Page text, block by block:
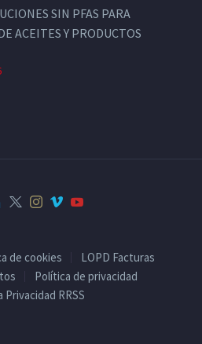
SIN PFAS PARA
ACEITES Y PRODUCTOS
de cookies
LOPD Facturas
Política de privacidad
Privacidad RRSS